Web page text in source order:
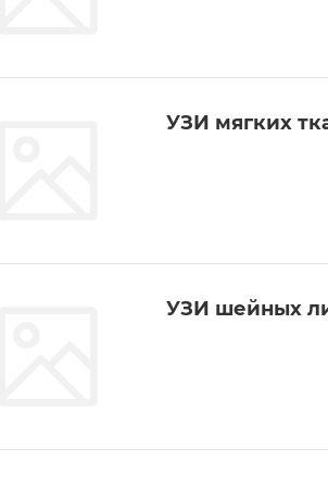
УЗИ мягких
УЗИ шейных